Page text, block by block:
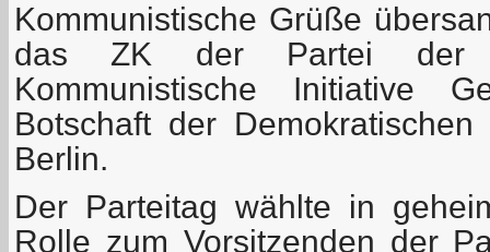
Kommunistische Grüße
das ZK der Partei der
Kommunistische Initiative
Botschaft der
Berlin.
Der Parteitag wählte in
Rolle zum Vorsitzenden der